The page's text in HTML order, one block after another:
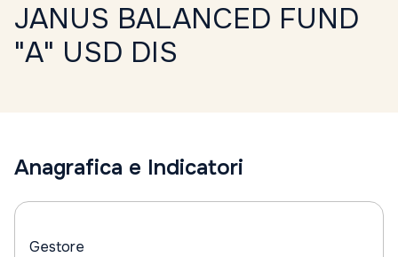
JANUS BALANCED FUND
"A" USD DIS
Anagrafica e Indicatori
Gestore